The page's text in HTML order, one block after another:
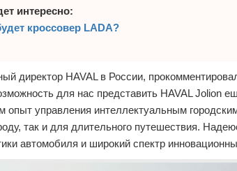
интересно:
кроссовер LADA?
директор HAVAL в России,
для нас представить HAVAL
опыт управления интеллектуальным
так и для длительного путешествия.
автомобиля и широкий спектр